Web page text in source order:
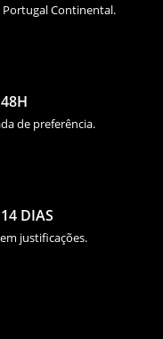
Portugal Continental.
de preferência.
DIAS
justificações.